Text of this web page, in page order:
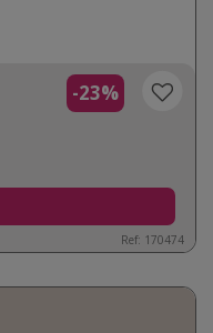
-23%
Ref: 170474